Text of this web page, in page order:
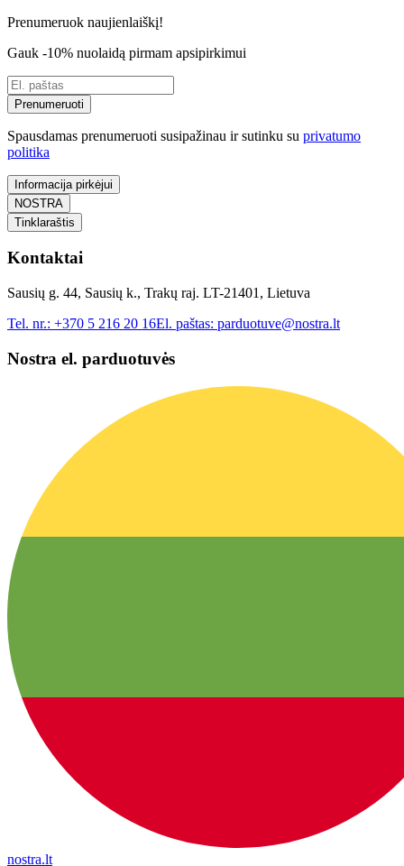
Prenumeruok naujienlaiškį!
Gauk -10% nuolaidą pirmam apsipirkimui
Prenumeruoti
Spausdamas prenumeruoti susipažinau ir sutinku su privatumo
politika
Informacija pirkėjui
NOSTRA
Tinklaraštis
Kontaktai
Sausių g. 44, Sausių k., Trakų raj. LT-21401, Lietuva
Tel. nr.: +370 5 216 20 16El. paštas: parduotuve@nostra.lt
Nostra el. parduotuvės
nostra.lt